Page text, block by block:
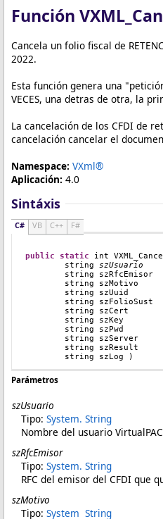
Función
Cancela un folio fiscal de
2022.
Esta función genera una
VECES, una detras de otra, la
La cancelación de los CFDI de
cancelación cancelar el
Namespace: VXml®
Aplicación: 4.0
Sintáxis
C# VB C++ F#
public static int
string
szUsuario
        string
szRfcEmisor
        string
szMotivo
        string
szUuid
	string szFolioSust
        string
szCert
        string
szKey
        string
szPwd
	string szServer
        string
szResult
        string
szLog )
Parámetros
szUsuario
Tipo: System. String
Nombre del usuario VirtualPAC
szRfcEmisor
Tipo: System. String
RFC del emisor del CFDI que
szMotivo
Tipo: System String